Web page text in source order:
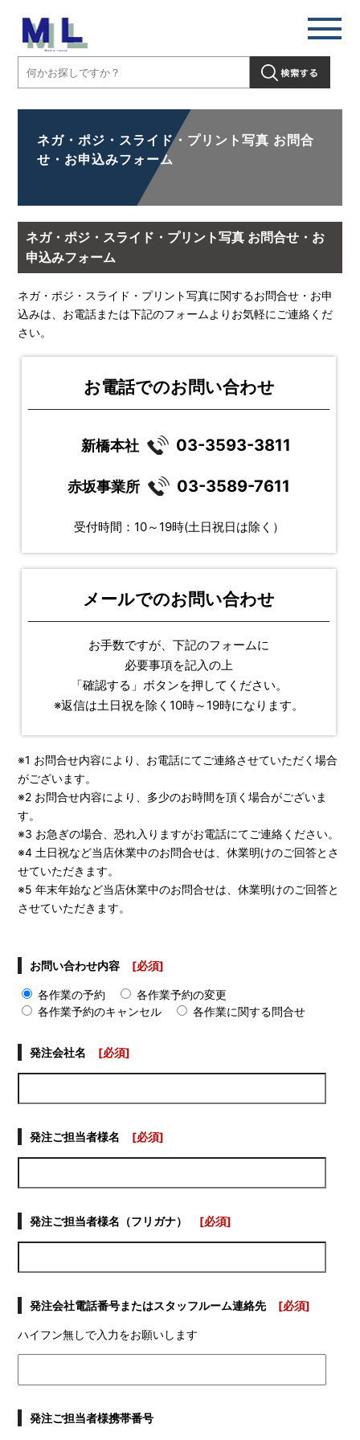
ネガ・ポジ・スライド・プリント写真 お問合
せ・お申込みフォーム
ネガ・ポジ・スライド・プリント写真 お問合せ・お
申込みフォーム
ネガ・ポジ・スライド・プリント写真に関するお問合せ・お申
込みは、お電話または下記のフォームよりお気軽にご連絡くだ
さい。
お電話でのお問い合わせ
新橋本社 03-3593-3811
赤坂事業所 03-3589-7611
受付時間：10～19時(土日祝日は除く）
メールでのお問い合わせ
お手数ですが、下記のフォームに
必要事項を記入の上
「確認する」ボタンを押してください。
※返信は土日祝を除く10時～19時になります。
※1 お問合せ内容により、お電話にてご連絡させていただく場合
がございます。
※2 お問合せ内容により、多少のお時間を頂く場合がございま
す。
※3 お急ぎの場合、恐れ入りますがお電話にてご連絡ください。
※4 土日祝など当店休業中のお問合せは、休業明けのご回答とさ
せていただきます。
※5 年末年始など当店休業中のお問合せは、休業明けのご回答と
させていただきます。
お問い合わせ内容 [必須]
各作業の予約
各作業予約の変更
各作業予約のキャンセル
各作業に関する問合せ
発注会社名 [必須]
発注ご担当者様名 [必須]
発注ご担当者様名（フリガナ） [必須]
発注会社電話番号またはスタッフルーム連絡先 [必須]
ハイフン無しで入力をお願いします
発注ご担当者様携帯番号